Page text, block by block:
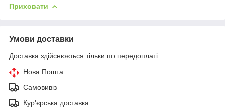
Приховати
Умови доставки
Доставка здійснюється тільки по передоплаті.
Нова Пошта
Самовивіз
Кур'єрська доставка